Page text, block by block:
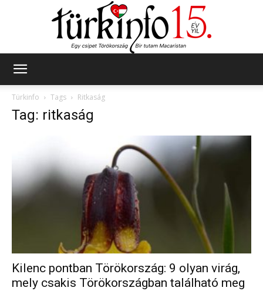
Türkinfo
Tags Ritkaság
Tag: ritkaság
Kilenc pontban Törökország: 9 olyan virág,
mely csakis Törökországban található meg